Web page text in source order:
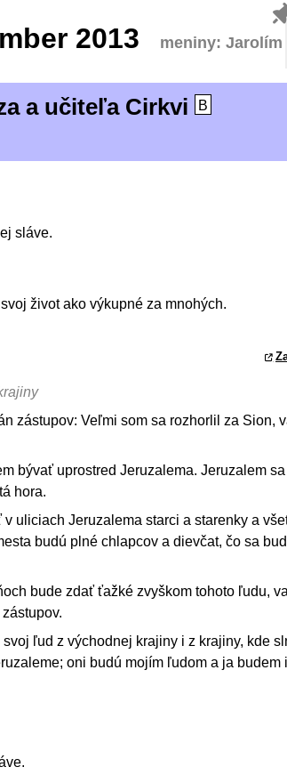
2013 meniny: Jarolím
a učiteľa Cirkvi B
sláve.
život ako výkupné za mnohých.
zástupov: Veľmi som sa rozhorlil za Sion,
bývať uprostred Jeruzalema. Jeruzalem
hora.
uliciach Jeruzalema starci a starenky a
budú plné chlapcov a dievčat, čo sa
bude zdať ťažké zvyškom tohoto ľudu,
ľud z východnej krajiny i z krajiny, kde
oni budú mojím ľudom a ja budem